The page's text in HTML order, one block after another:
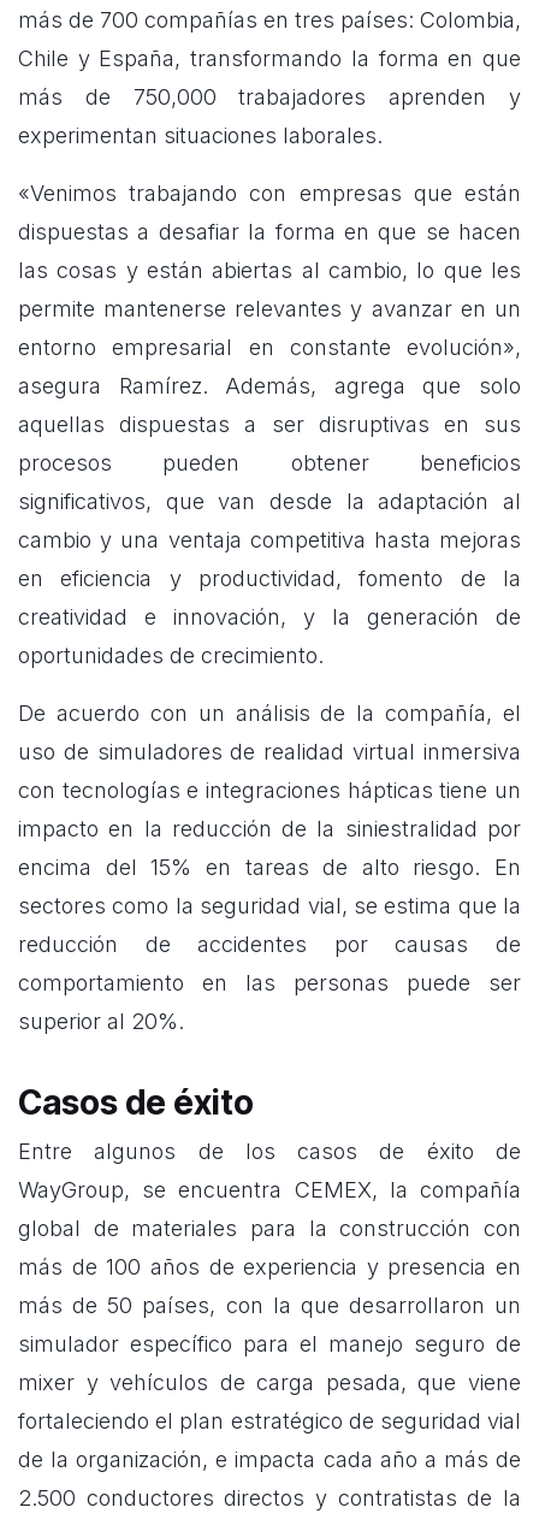
más de 700 compañías en tres países: Colombia,
Chile y España, transformando la forma en que
más de 750,000 trabajadores aprenden y
experimentan situaciones laborales.
«Venimos trabajando con empresas que están
dispuestas a desafiar la forma en que se hacen
las cosas y están abiertas al cambio, lo que les
permite mantenerse relevantes y avanzar en un
entorno empresarial en constante evolución»,
asegura Ramírez. Además, agrega que solo
aquellas dispuestas a ser disruptivas en sus
procesos pueden obtener beneficios
significativos, que van desde la adaptación al
cambio y una ventaja competitiva hasta mejoras
en eficiencia y productividad, fomento de la
creatividad e innovación, y la generación de
oportunidades de crecimiento.
De acuerdo con un análisis de la compañía, el
uso de simuladores de realidad virtual inmersiva
con tecnologías e integraciones hápticas tiene un
impacto en la reducción de la siniestralidad por
encima del 15% en tareas de alto riesgo. En
sectores como la seguridad vial, se estima que la
reducción de accidentes por causas de
comportamiento en las personas puede ser
superior al 20%.
Casos de éxito
Entre algunos de los casos de éxito de
WayGroup, se encuentra CEMEX, la compañía
global de materiales para la construcción con
más de 100 años de experiencia y presencia en
más de 50 países, con la que desarrollaron un
simulador específico para el manejo seguro de
mixer y vehículos de carga pesada, que viene
fortaleciendo el plan estratégico de seguridad vial
de la organización, e impacta cada año a más de
2.500 conductores directos y contratistas de la